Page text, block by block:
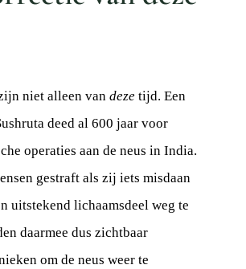
niet alleen van deze tijd. Een
deed al 600 jaar voor
operaties aan de neus in India.
gestraft als zij iets misdaan
uitstekend lichaamsdeel weg te
daarmee dus zichtbaar
om de neus weer te